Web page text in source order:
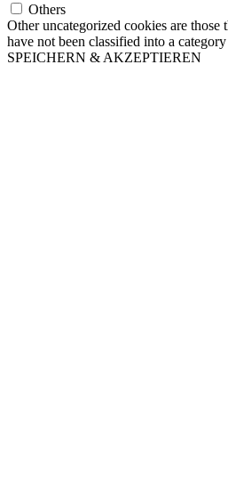
Others
Other uncategorized cookies are those
have not been classified into a category
SPEICHERN & AKZEPTIEREN